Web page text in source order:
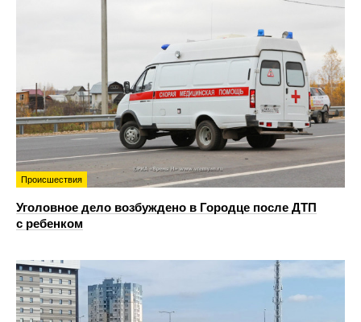
Происшествия
Уголовное дело возбуждено в Городце после ДТП
с ребенком